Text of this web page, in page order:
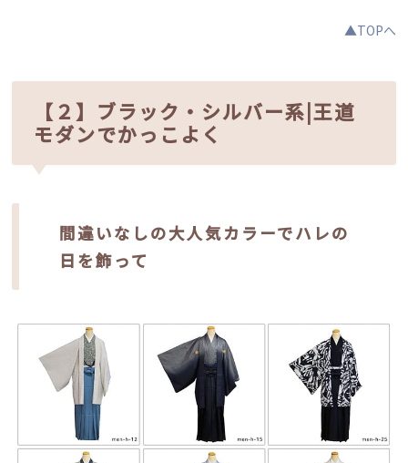
▲TOPへ
【２】ブラック・シルバー系|王道
モダンでかっこよく
間違いなしの大人気カラーでハレの
日を飾って